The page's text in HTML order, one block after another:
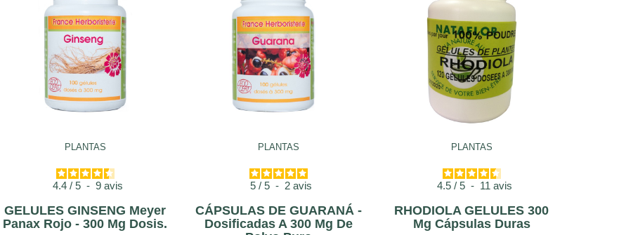
PLANTAS
4.4 / 5 - 9avis
GELULES GINSENG Meyer
Panax Rojo - 300 Mg Dosis.
PLANTAS
5 / 5 - 2avis
CÁPSULAS DE GUARANÁ -
Dosificadas A 300 Mg De
PLANTAS
4.5 / 5 - 11 avis
RHODIOLA GELULES 300
Mg Cápsulas Duras